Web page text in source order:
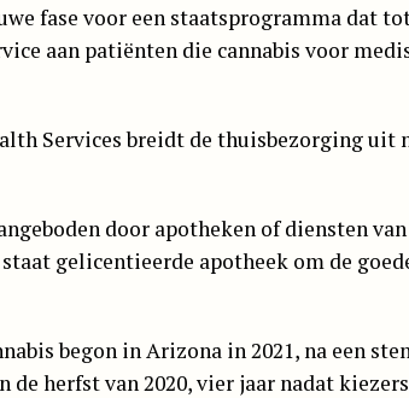
fase voor een staatsprogramma dat
aan patiënten die cannabis voor
Services breidt de thuisbezorging uit
door apotheken of diensten
gelicentieerde apotheek om de
begon in Arizona in 2021, na een
de herfst van 2020, vier jaar nadat